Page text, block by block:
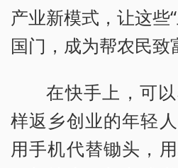
产业新模式，让这些
国门，成为帮农民致
在快手上，可
样返乡创业的年轻
用手机代替锄头，